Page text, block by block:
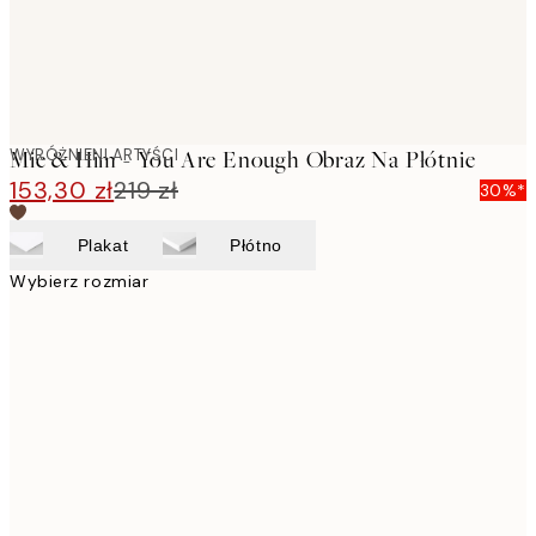
WYRÓŻNIENI ARTYŚCI
Mie & Him - You Are Enough Obraz Na Płótnie
153,30 zł219 zł 30%*
Plakat Płótno
Wybierz rozmiar